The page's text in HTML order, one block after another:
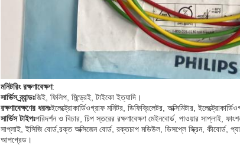
মনিটরিং রক্ষণাবেক্ষণ:
সার্ভিস ব্র্যান্ডঃজিই, ফিলিপ, মিন্ড্রেই, টাইকো ইত্যাদি।
রক্ষণাবেক্ষণের ধরনঃইলেক্ট্রোকার্ডিওগ্রাফ মনিটর, ডিফিব্রিলেটর, অক্সিমিটার,
সার্ভিস টাইপঃপরিদর্শন ও বিচার, চিপ স্তরের রক্ষণাবেক্ষণ মেইনবোর্ড, পাওয়ার সাপ্লাই,
সাপ্লাই, ইসিজি বোর্ড,রক্ত অক্সিজেন বোর্ড, রক্তচাপ মডিউল, ডিসপ্লে স্ক্রিন, কীবোর্ড,
আপগ্রেড।